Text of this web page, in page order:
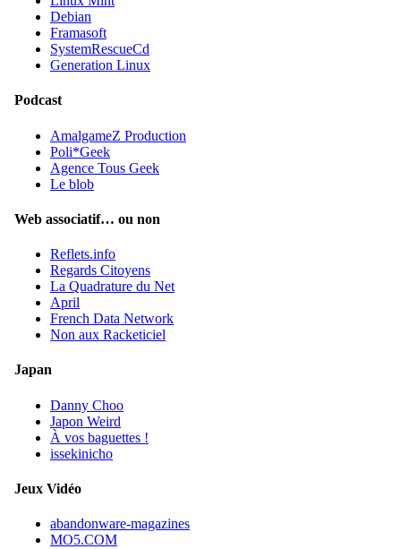
Debian
Framasoft
SystemRescueCd
Generation Linux
Podcast
AmalgameZ Production
Poli*Geek
Agence Tous Geek
Le blob
Web associatif… ou non
Reflets.info
Regards Citoyens
La Quadrature du Net
April
French Data Network
Non aux Racketiciel
Japan
Danny Choo
Japon Weird
À vos baguettes !
issekinicho
Jeux Vidéo
abandonware-magazines
MO5.COM